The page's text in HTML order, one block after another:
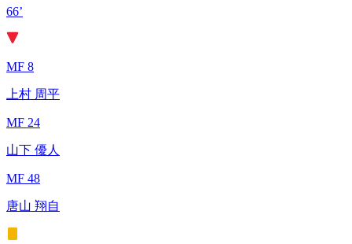
66’
MF 8
上村 周平
MF 24
山下 優人
MF 48
唐山 翔自